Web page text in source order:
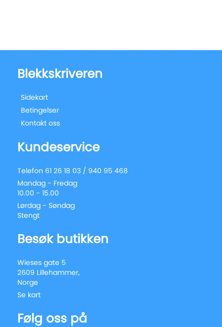
Blekkskriveren
Sidekart
Betingelser
Kontakt oss
Kundeservice
Telefon 61 26 18 03 / 940 95 468
Mandag - Fredag
10.00 - 15.00
Lørdag - Søndag
Stengt
Besøk butikken
Wieses gate 5
2609 Lillehammer,
Norge
Se kart
Følg oss på